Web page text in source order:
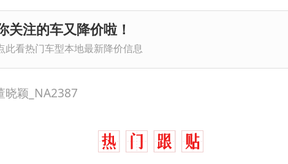
关注的车又降价啦！
此看热门车型本地最新降价信息
晓颖_NA2387